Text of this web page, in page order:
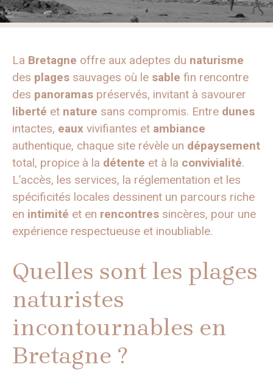
La Bretagne offre aux adeptes du naturisme
des plages sauvages où le sable fin rencontre
des panoramas préservés, invitant à savourer
liberté et nature sans compromis. Entre dunes
intactes, eaux vivifiantes et ambiance
authentique, chaque site révèle un dépaysement
total, propice à la détente et à la convivialité.
L’accès, les services, la réglementation et les
spécificités locales dessinent un parcours riche
en intimité et en rencontres sincères, pour une
expérience respectueuse et inoubliable.
Quelles sont les plages
naturistes
incontournables en
Bretagne ?